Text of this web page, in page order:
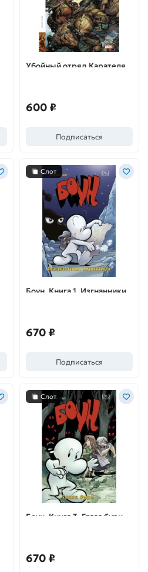
Убойный отряд Карателя.
600 ₽
Подписаться
Слот
Боун. Книга 1. Изгнанники
670 ₽
Подписаться
Слот
Боун. Книга 3. Глаза бури
670 ₽